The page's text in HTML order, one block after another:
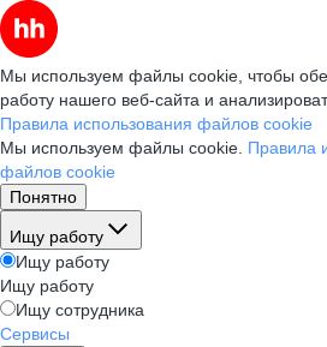
Мы используем файлы cookie, чтобы
работу нашего веб-сайта и
Правила использования файлов cookie
Мы используем файлы cookie. Правила
файлов cookie
Понятно
Ищу работу
Ищу работу
Ищу работу
Ищу сотрудника
Сервисы